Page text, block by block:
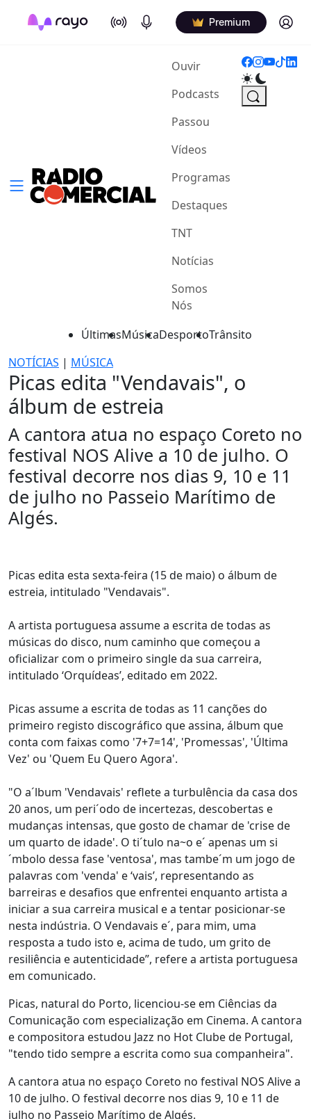
On Air Podcasts Premium Log in
Ouvir(current)
Podcasts
Passou
Vídeos
Programas
Destaques
TNT
Notícias
Somos
Nós
ÚltimasMúsicaDesportoTrânsito
NOTÍCIAS | MÚSICA
Picas edita "Vendavais", o
álbum de estreia
A cantora atua no espaço Coreto no
festival NOS Alive a 10 de julho. O
festival decorre nos dias 9, 10 e 11
de julho no Passeio Marítimo de
Algés.
Picas edita esta sexta-feira (15 de maio) o álbum de
estreia, intitulado "Vendavais".
A artista portuguesa assume a escrita de todas as
músicas do disco, num caminho que começou a
oficializar com o primeiro single da sua carreira,
intitulado ‘Orquídeas’, editado em 2022.
Picas assume a escrita de todas as 11 canções do
primeiro registo discográfico que assina, álbum que
conta com faixas como '7+7=14', 'Promessas', 'Última
Vez' ou 'Quem Eu Quero Agora'.
"O a´lbum 'Vendavais' reflete a turbulência da casa dos
20 anos, um peri´odo de incertezas, descobertas e
mudanças intensas, que gosto de chamar de 'crise de
um quarto de idade'. O ti´tulo na~o e´ apenas um si
´mbolo dessa fase 'ventosa', mas tambe´m um jogo de
palavras com 'venda' e ‘vais’, representando as
barreiras e desafios que enfrentei enquanto artista a
iniciar a sua carreira musical e a tentar posicionar-se
nesta indústria. O Vendavais e´, para mim, uma
resposta a tudo isto e, acima de tudo, um grito de
resiliência e autenticidade”, refere a artista portuguesa
em comunicado.
Picas, natural do Porto, licenciou-se em Ciências da
Comunicação com especialização em Cinema. A cantora
e compositora estudou Jazz no Hot Clube de Portugal,
"tendo tido sempre a escrita como sua companheira".
A cantora atua no espaço Coreto no festival NOS Alive a
10 de julho. O festival decorre nos dias 9, 10 e 11 de
julho no Passeio Marítimo de Algés.